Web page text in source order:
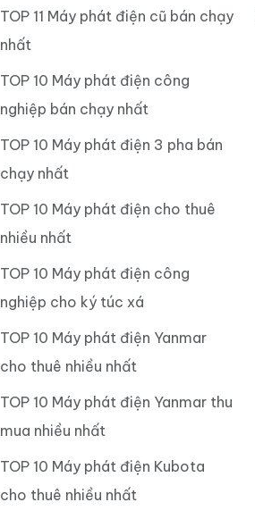
TOP 11 Máy phát điện cũ bán chạy
nhất
TOP 10 Máy phát điện công
nghiệp bán chạy nhất
TOP 10 Máy phát điện 3 pha bán
chạy nhất
TOP 10 Máy phát điện cho thuê
nhiều nhất
TOP 10 Máy phát điện công
nghiệp cho ký túc xá
TOP 10 Máy phát điện Yanmar
cho thuê nhiều nhất
TOP 10 Máy phát điện Yanmar thu
mua nhiều nhất
TOP 10 Máy phát điện Kubota
cho thuê nhiều nhất